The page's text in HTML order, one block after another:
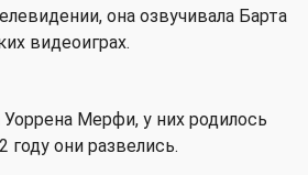
она озвучивала Барта
видеоиграх.
Мерфи, у них родилось
году они развелись.